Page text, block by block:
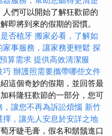
們可以開始了解狂歡節的
即將到來的假期的習慣。
否植牙 搬家必看，了解如
家事服務，讓家務更輕鬆 探
算需求 提供高效清潔服
巧 辦護照需要攜帶哪些文件
這個奇妙的假期，並回答最
科隆狂歡節的一部分，您可
，讓您不再為訴訟煩惱 新竹
擇，讓先人安息於安詳之地
牙睫毛膏，假名和鬍鬚進口